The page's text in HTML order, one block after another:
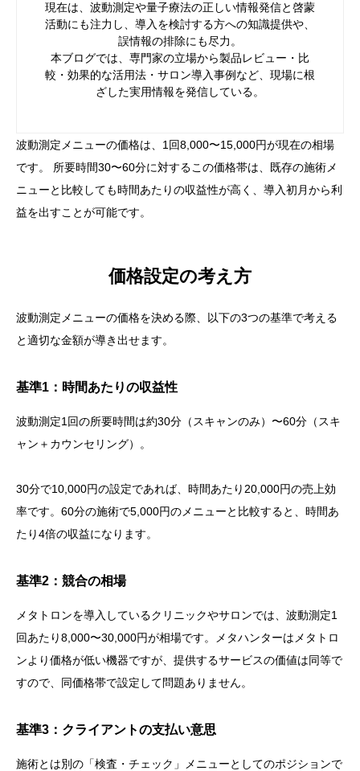
現在は、波動測定や量子療法の正しい情報発信と啓蒙
活動にも注力し、導入を検討する方への知識提供や、
誤情報の排除にも尽力。
本ブログでは、専門家の立場から製品レビュー・比
較・効果的な活用法・サロン導入事例など、現場に根
ざした実用情報を発信している。
波動測定メニューの価格は、1回8,000〜15,000円が現在の相場
です。 所要時間30〜60分に対するこの価格帯は、既存の施術メ
ニューと比較しても時間あたりの収益性が高く、導入初月から利
益を出すことが可能です。
価格設定の考え方
波動測定メニューの価格を決める際、以下の3つの基準で考える
と適切な金額が導き出せます。
基準1：時間あたりの収益性
波動測定1回の所要時間は約30分（スキャンのみ）〜60分（スキ
ャン＋カウンセリング）。
30分で10,000円の設定であれば、時間あたり20,000円の売上効
率です。60分の施術で5,000円のメニューと比較すると、時間あ
たり4倍の収益になります。
基準2：競合の相場
メタトロンを導入しているクリニックやサロンでは、波動測定1
回あたり8,000〜30,000円が相場です。メタハンターはメタトロ
ンより価格が低い機器ですが、提供するサービスの価値は同等で
すので、同価格帯で設定して問題ありません。
基準3：クライアントの支払い意思
施術とは別の「検査・チェック」メニューとしてのポジションで